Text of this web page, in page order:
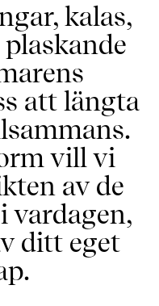
kalas,
att längta
vill vi
av de
vardagen,
ditt eget